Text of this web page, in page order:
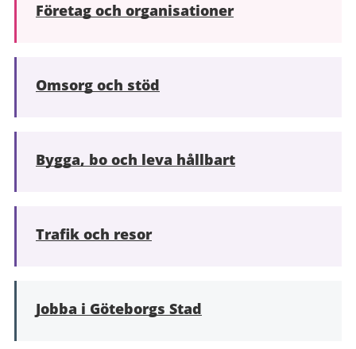
Företag och organisationer
Omsorg och stöd
Bygga, bo och leva hållbart
Trafik och resor
Jobba i Göteborgs Stad